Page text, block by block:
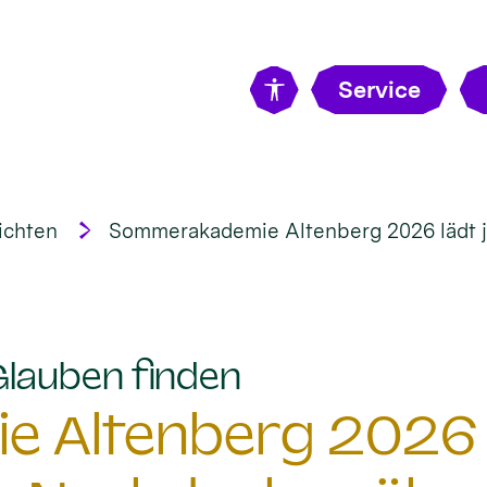
Service
Sommerakademie Altenberg 2026 lädt
finden
Altenberg